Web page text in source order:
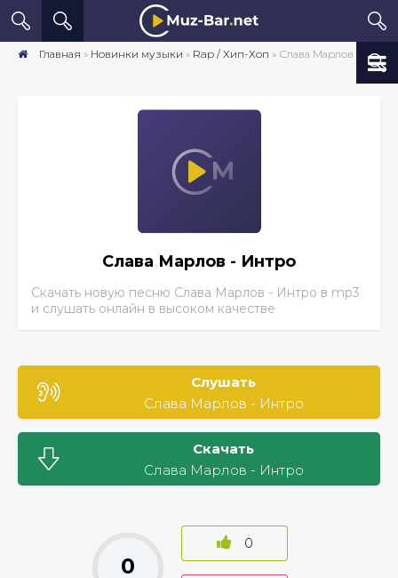
Главная » Новинки музыки » Rap / Хип-Хоп » Слава Марлов - Интро скачать песню бесплатно mp3 в хорошем качестве
Слава Марлов - Интро
Скачать новую песню Слава Марлов - Интро в mp3
и слушать онлайн в высоком качестве
Слушать
Слава Марлов - Интро
Скачать
Слава Марлов - Интро
0
0